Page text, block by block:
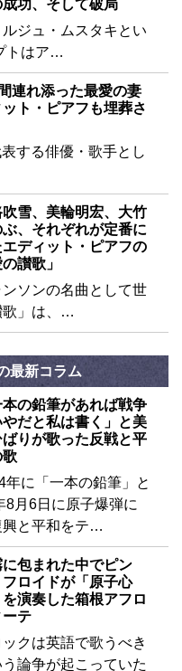
功、そして破局
ルジュ・ムスタキとい
トはア…
連れ添った最愛の妻
ト・ピアフも埋葬さ
する俳優・歌手とし
吹雪、美輪明宏、大竹
ぶ、それぞれが定番に
エディット・ピアフの
の讃歌」
ンソンの名曲として世
歌」は、…
最新コラム
本の鉛筆があれば戦争
やだと私は書く」と美
ばりが歌った反戦と平
歌
年に「一本の鉛筆」と
8月6日に原子爆弾に
興と平和をテ…
包まれた中でピン
フロイドが「原子心
演奏した箱根アフロ
テ
ックは英語で歌うべき
論争が起こっていた